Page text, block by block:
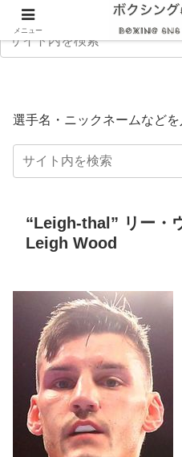
選手名・ニックネームなどを
“Leigh-thal” リー・
Leigh Wood
メニュー